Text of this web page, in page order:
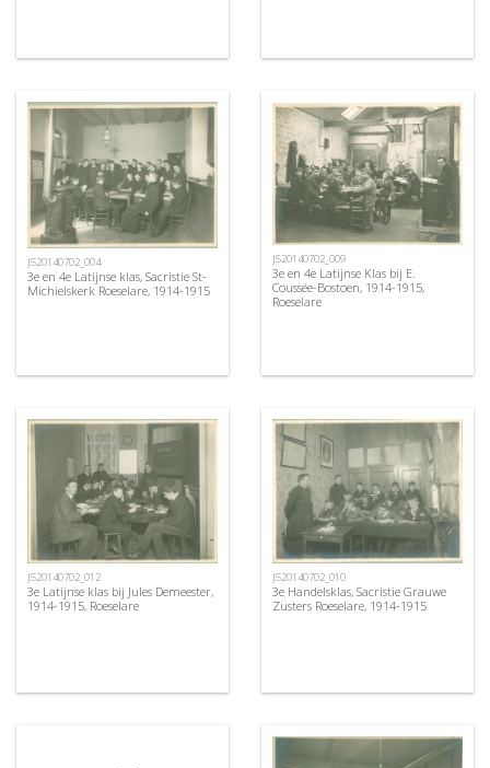
JS20140702_004
3e en 4e Latijnse klas, Sacristie St-
Michielskerk Roeselare, 1914-1915
JS20140702_009
3e en 4e Latijnse Klas bij E.
Coussée-Bostoen, 1914-1915,
Roeselare
JS20140702_012
3e Latijnse klas bij Jules Demeester,
1914-1915, Roeselare
JS20140702_010
3e Handelsklas, Sacristie Grauwe
Zusters Roeselare, 1914-1915